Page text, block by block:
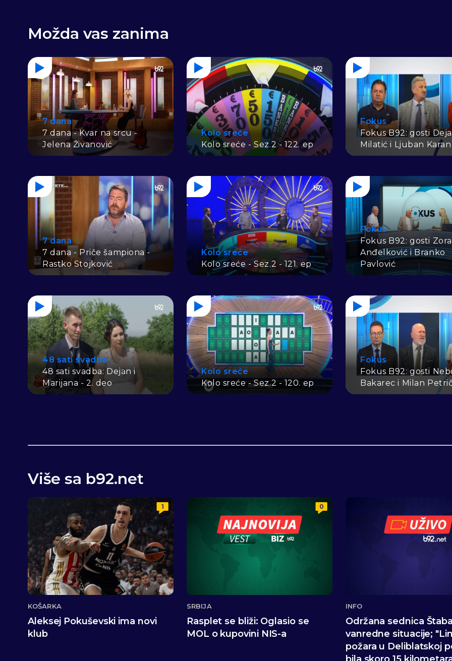
Možda vas zanima
7 dana
7 dana - Kvar na srcu -
Jelena Živanović
Kolo sreće
Kolo sreće - Sez.2 - 122. ep
Fokus
Fokus B92: gosti
Milatić i Ljuban Karan
7 dana
7 dana - Priče šampiona -
Rastko Stojković
Kolo sreće
Kolo sreće - Sez.2 - 121. ep
Fokus
Fokus B92: gosti
Anđelković i Branko
Pavlović
48 sati svadba
48 sati svadba: Dejan i
Marijana - 2. deo
Kolo sreće
Kolo sreće - Sez.2 - 120. ep
Fokus
Fokus B92: gosti
Bakarec i Milan
Više sa b92.net
1
KOŠARKA
Aleksej Pokuševski ima novi
klub
0
SRBIJA
Rasplet se bliži: Oglasio se
MOL o kupovini NIS-a
INFO
Održana sednica
vanredne situacije;
požara u Deliblatskoj